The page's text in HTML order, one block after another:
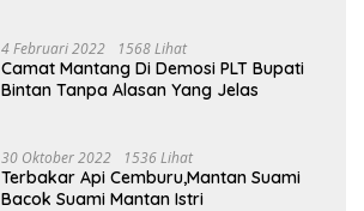
4 Februari 2022 1568 Lihat
Camat Mantang Di Demosi PLT Bupati
Bintan Tanpa Alasan Yang Jelas
30 Oktober 2022 1536 Lihat
Terbakar Api Cemburu,Mantan Suami
Bacok Suami Mantan Istri